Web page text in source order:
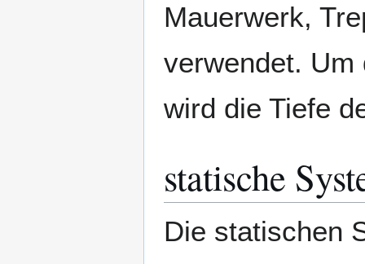
Mauerwerk,
verwendet. Um
wird die Tiefe
statische
Die statischen